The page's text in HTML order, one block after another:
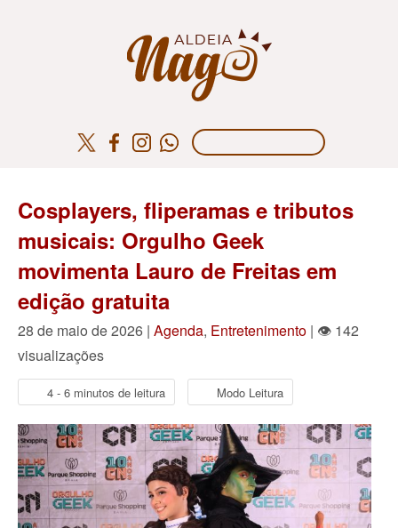
Cosplayers, fliperamas e tributos
musicais: Orgulho Geek
movimenta Lauro de Freitas em
edição gratuita
28 de maio de 2026 | Agenda, Entretenimento | 👁 142
visualizações
4 - 6 minutos de leitura Modo Leitura